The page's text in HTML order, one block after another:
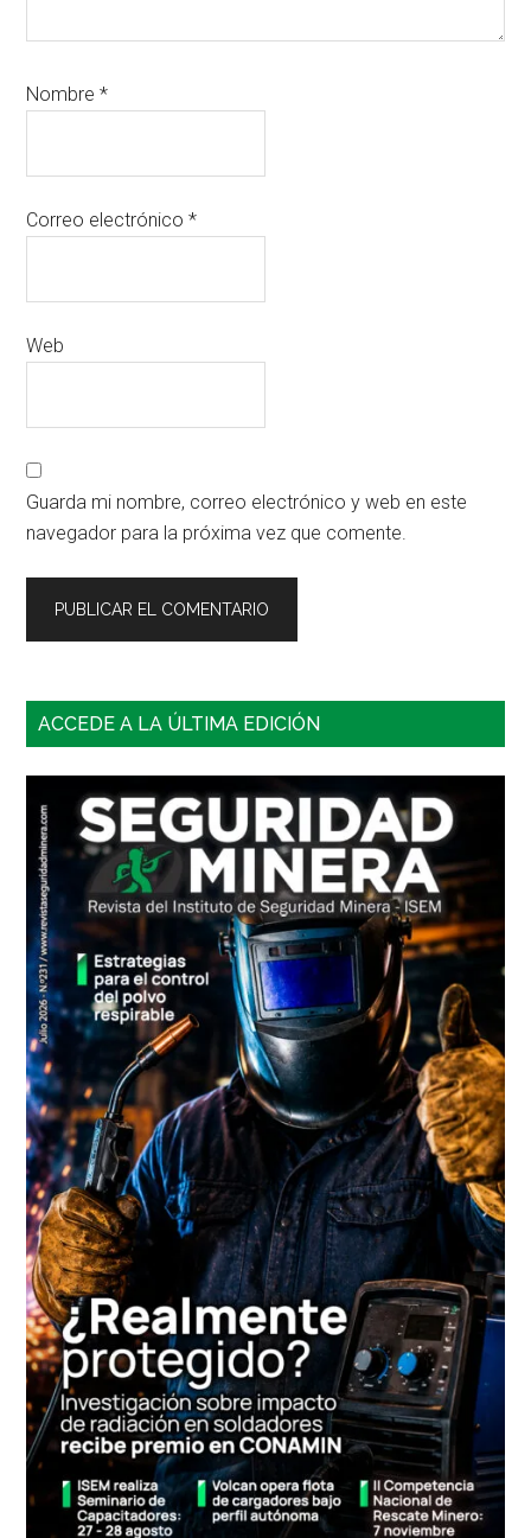
Nombre*
Correo electrónico*
Web
Guarda mi nombre, correo electrónico y web en este
navegador para la próxima vez que comente.
Barra
principal
ACCEDE A LA ÚLTIMA EDICIÓN